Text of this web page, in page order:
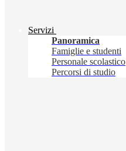
Servizi
Panoramica
Famiglie e studenti
Personale scolastico
Percorsi di studio